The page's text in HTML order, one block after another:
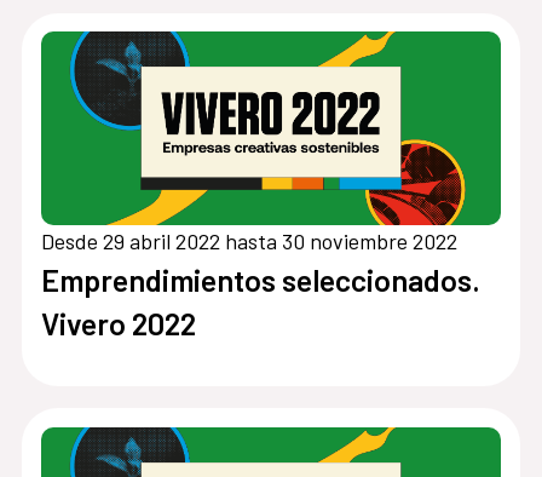
Desde 29 abril 2022 hasta 30 noviembre 2022
Emprendimientos seleccionados.
Vivero 2022